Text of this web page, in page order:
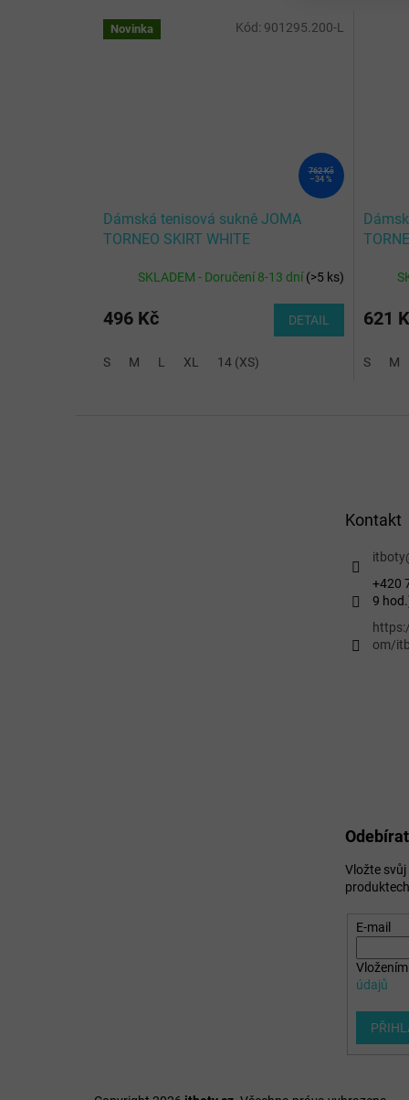
Novinka
762 Kč
–34 %
Dámská tenisová sukně JOMA
TORNEO SKIRT WHITE
SKLADEM - Doručení 8-13 dní(>5 ks)
496 Kč DETAIL
S M L XL 14 (XS)
Kód: 901295.200-L
621
S M
Kontakt
itboty
+420
9
om/
Vložte
E-mail
údajů